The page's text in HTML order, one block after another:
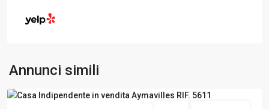
Annunci simili
Aymavilles
Aosta